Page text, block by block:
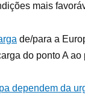
mais
de/para a
do ponto A ao
dependem da